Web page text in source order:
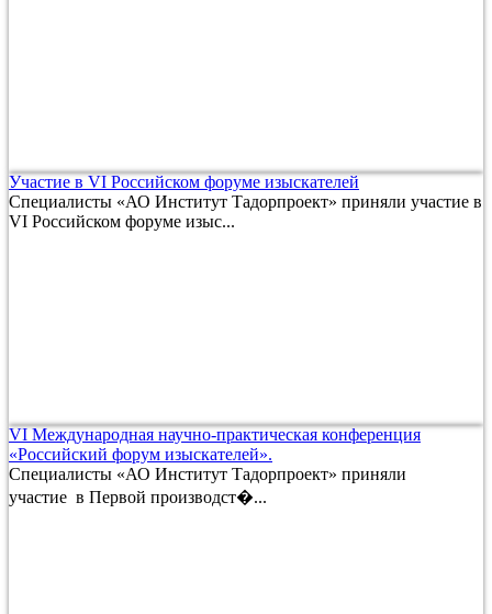
Участие в VI Российском форуме изыскателей
Специалисты «АО Институт Тадорпроект» приняли участие в
VI Российском форуме изыс...
VI Международная научно-практическая конференция
«Российский форум изыскателей».
Специалисты «АО Институт Тадорпроект» приняли
участие в Первой производст�...